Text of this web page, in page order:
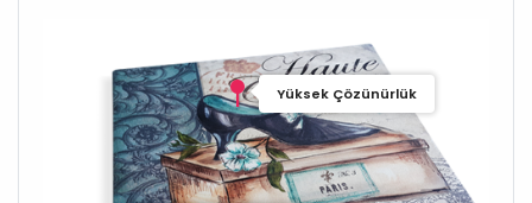
Yüksek Çözünürlük